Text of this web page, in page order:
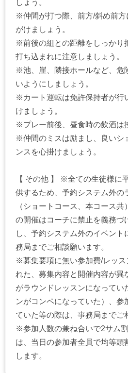
しょう。
※仲間が打つ際、前方/斜め前
がけましょう。
※前後の組との距離をしっかり
打ち込まれに注意しましょう。
※池、崖、隣接ホールなど、危
いようにしましょう。
※カート運転は免許保持者が行
けましょう。
※プレー前後、昼食時の飲酒は
※仲間のミスは励まし、良いシ
ンスを心掛けましょう。
【 その他 】 ※全ての生徒様に
供するため、予約システム外の
（ショートコース、本コース
の開催はコーチに禁止を義務づ
し、予約システム外のイベント
務局までご相談願います。
※募集要項に無い参加費/レッス
れた、募集内容と開催内容が異
がラウンドレッスンになってい
ンがコンペになっていた）、参
ていた等の際は、事務局までご
※参加人数の兼ね合いで2サム
は、当日の参加者全員で均等頭
します。